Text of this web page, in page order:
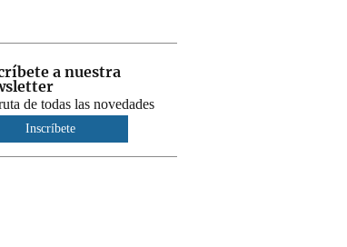
a nuestra
de todas las novedades
Inscríbete